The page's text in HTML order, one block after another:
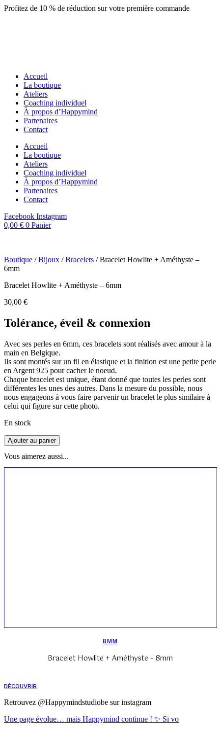
Aller
Profitez de 10 % de réduction sur votre première commande
Accueil
La boutique
Ateliers
Coaching individuel
À propos d’Happymind
Partenaires
Contact
Accueil
La boutique
Ateliers
Coaching individuel
À propos d’Happymind
Partenaires
Contact
Facebook Instagram
0,00 € 0 Panier
Boutique /Bijoux /Bracelets /Bracelet Howlite + Améthyste –
6mm
Bracelet Howlite + Améthyste – 6mm
30,00 €
Tolérance, éveil & connexion
Avec ses perles en 6mm, ces bracelets sont réalisés avec amour à la
main en Belgique.
Ils sont montés sur un fil en élastique et la finition est une petite perle
en Argent 925 pour cacher le noeud.
Chaque bracelet est unique, étant donné que toutes les perles sont
différentes les unes des autres. Dans la mesure du possible, nous
nous engageons à vous faire parvenir un bracelet le plus similaire à
celui qui figure sur cette photo.
En stock
quantité
de
Bracelet
Howlite
Ajouter au panier
Vous aimerez aussi...
8MM
Bracelet Howlite + Améthyste – 8mm
DÉCOUVRIR
Retrouvez @Happymindstudiobe sur instagram
Une page évolue… mais Happymind continue ! ✨ Si vo